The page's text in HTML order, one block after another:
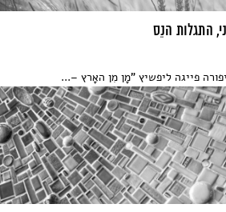
התגלות הנֵס
פייגה ליפשיץ "מָן מִן האָרץ –...